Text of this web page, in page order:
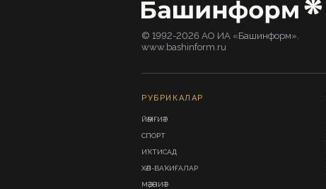
© 1992-2026 АО ИА «Башинформ».
www.bashinform.ru
РУБРИКАЛАР
ЙӘМҒИӘТ
СПОРТ
ИҠТИСАД
ХӘЛ-ВАҠИҒАЛАР
МӘҘӘНИӘТ